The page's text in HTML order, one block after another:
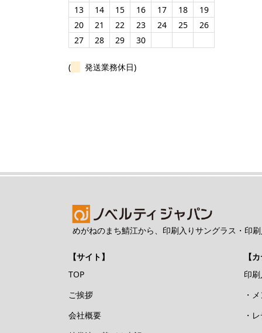
13
14 15 16 17 18
19
20
21 22 23 24 25
26
27
28 29 30
( 発送業務休日)
めがねのまち鯖江から、印刷入りサングラス・印
【サイト】
TOP
ご挨拶
会社概要
【
印
・
・